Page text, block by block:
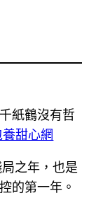
紙鶴沒有哲
養甜心網
局之年，也是
的第一年。